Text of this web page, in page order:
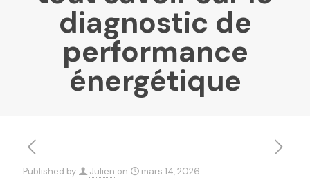
diagnostic de
performance
énergétique
Published by Julien on mars 14, 2026